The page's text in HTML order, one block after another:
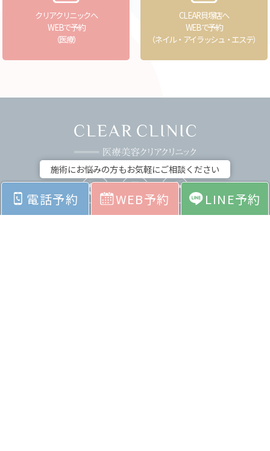
クリアクリニックへ
WEBで予約
（医療）
CLEAR貝塚店へ
WEBで予約
（ネイル・アイラッシュ・エステ）
施術にお悩みの方もお気軽にご相談ください
電話予約 WEB予約 LINE予約